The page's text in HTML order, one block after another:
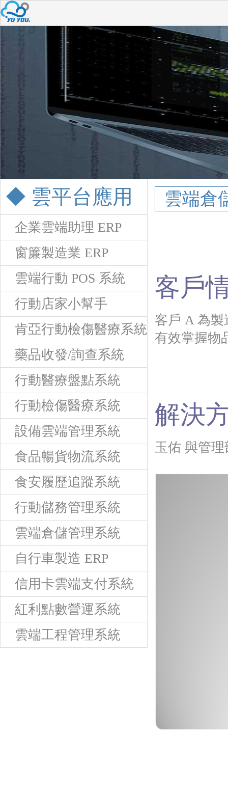
◆ 雲平台應用
企業雲端助理 ERP
窗簾製造業 ERP
雲端行動 POS 系統
行動店家小幫手
肯亞行動檢傷醫療系統
藥品收發/詢查系統
行動醫療盤點系統
行動檢傷醫療系統
設備雲端管理系統
食品暢貨物流系統
食安履歷追蹤系統
行動儲務管理系統
雲端倉儲管理系統
自行車製造 ERP
信用卡雲端支付系統
紅利點數營運系統
雲端工程管理系統
雲端倉
客戶
客戶 A 為
有效掌握物
解決
玉佑 與管